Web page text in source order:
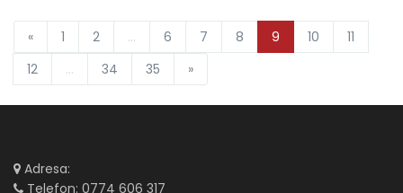
« 1 2 ... 6 7 8 9 10
11
12
... 34 35 »
Adresa:
Telefon: 0774 606 317